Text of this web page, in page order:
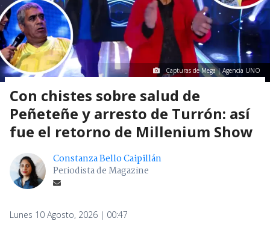
Capturas de Mega | Agencia UNO
Con chistes sobre salud de
Peñeteñe y arresto de Turrón: así
fue el retorno de Millenium Show
Constanza Bello Caipillán
Periodista de Magazine
Lunes 10 Agosto, 2026 | 00:47